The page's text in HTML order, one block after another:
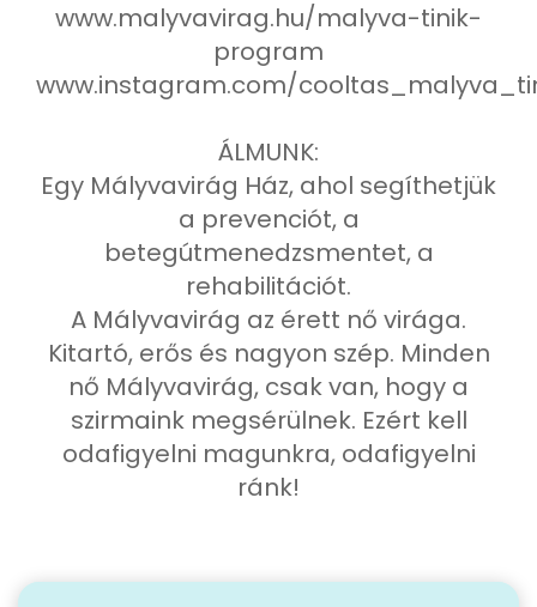
www.malyvavirag.hu/malyva-tinik-
program
www.instagram.com/
ÁLMUNK:
Egy Mályvavirág Ház, ahol segíthetjük
a prevenciót, a
betegútmenedzsmentet, a
rehabilitációt.
A Mályvavirág az érett nő virága.
Kitartó, erős és nagyon szép. Minden
nő Mályvavirág, csak van, hogy a
szirmaink megsérülnek. Ezért kell
odafigyelni magunkra, odafigyelni
ránk!